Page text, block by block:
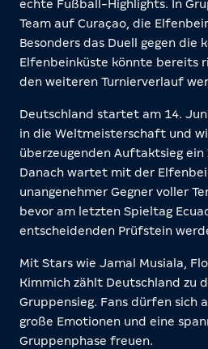
echte Fußball-Highlights. In
Team auf Curaçao, die
Besonders das Duell gegen die
Elfenbeinküste könnte bereits
den weiteren Turnierverlauf
Deutschland startet am 14.
in die Weltmeisterschaft und
überzeugenden Auftaktsieg ein
Danach wartet mit der
unangenehmer Gegner voller
bevor am letzten Spieltag
entscheidenden Prüfstein
Mit Stars wie Jamal Musiala,
Kimmich zählt Deutschland zu
Gruppensieg. Fans dürfen sich
große Emotionen und eine
Gruppenphase freuen.